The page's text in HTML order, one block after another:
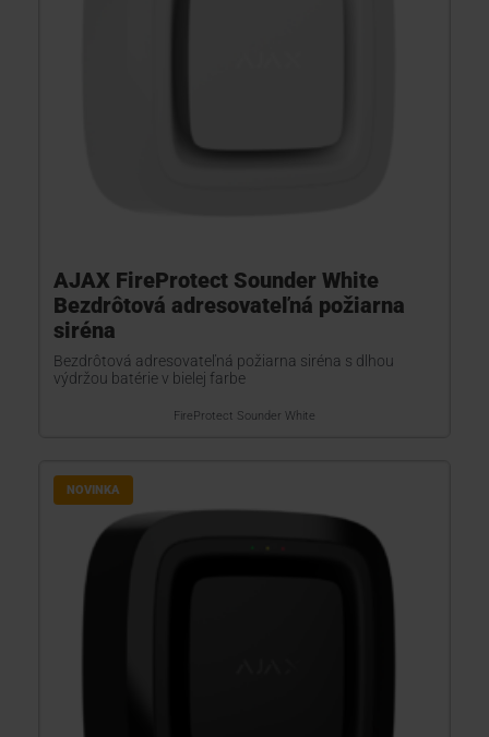
AJAX FireProtect Sounder White
Bezdrôtová adresovateľná požiarna
siréna
Bezdrôtová adresovateľná požiarna siréna s dlhou
výdržou batérie v bielej farbe
FireProtect Sounder White
NOVINKA